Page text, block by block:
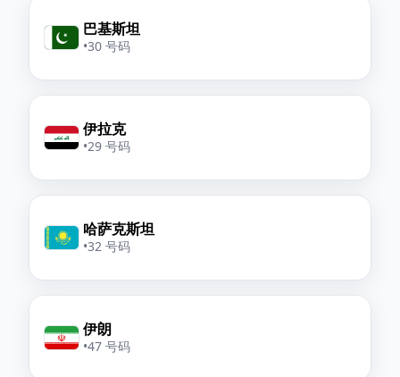
巴基斯坦
•30 号码
伊拉克
•29 号码
哈萨克斯坦
•32 号码
伊朗
•47 号码